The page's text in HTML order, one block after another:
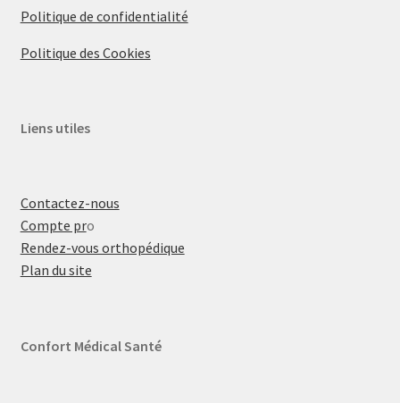
Politique de confidentialité
Politique des Cookies
Liens utiles
Contactez-nous
Compte pro
Rendez-vous orthopédique
Plan du site
Confort Médical Santé